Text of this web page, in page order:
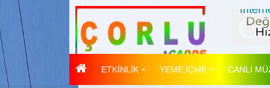
ETKİNLİK YEME İÇME CANLI